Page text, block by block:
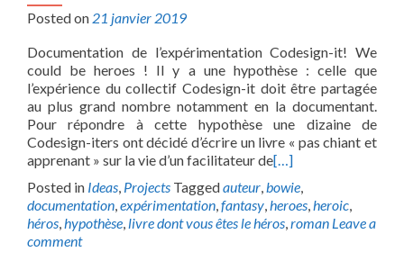
Posted on 21 janvier 2019
Documentation de l’expérimentation Codesign-it! We
could be heroes ! Il y a une hypothèse : celle que
l’expérience du collectif Codesign-it doit être partagée
au plus grand nombre notamment en la documentant.
Pour répondre à cette hypothèse une dizaine de
Codesign-iters ont décidé d’écrire un livre « pas chiant et
apprenant » sur la vie d’un facilitateur de[…]
Posted in Ideas, Projects Taggedauteur,bowie,
documentation,expérimentation,fantasy,heroes,heroic,
héros,hypothèse, livre dont vous êtes le héros,roman Leave a
comment